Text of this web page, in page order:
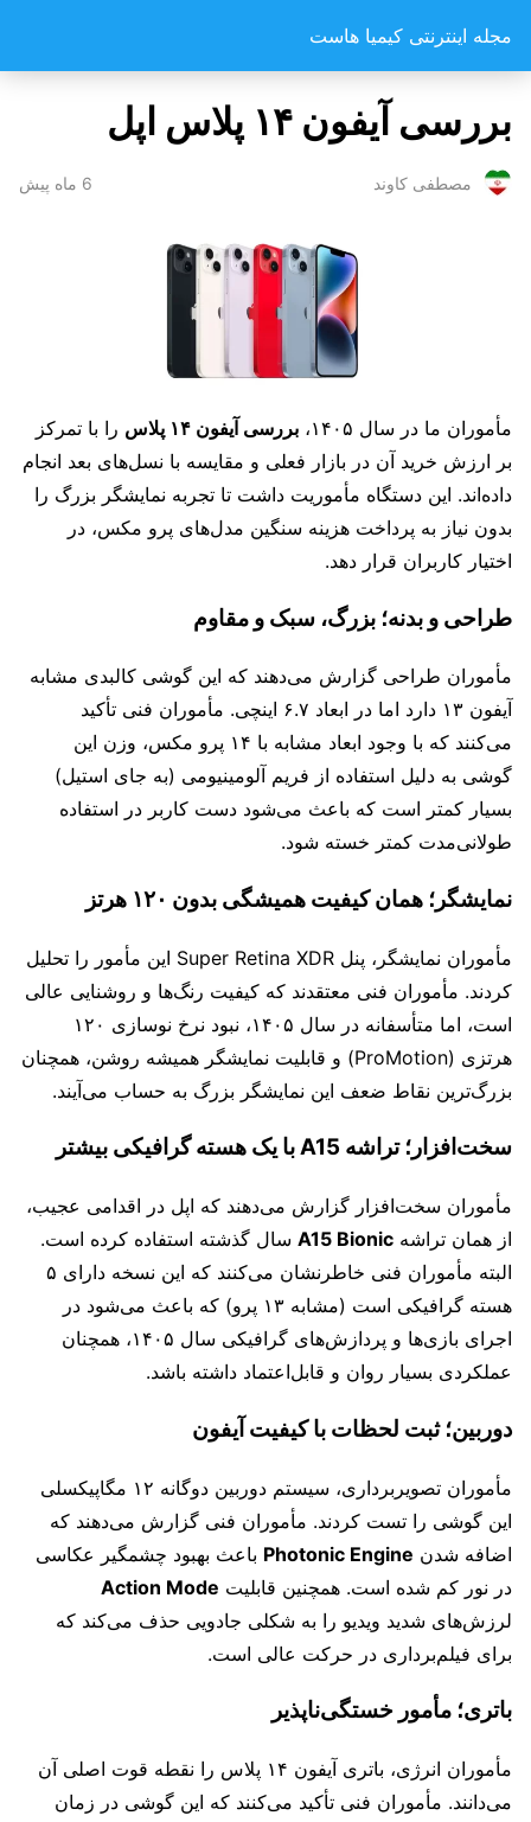
مجله اینترنتی کیمیا هاست
بررسی آیفون ۱۴ پلاس اپل
مصطفی کاوند 6 ماه پیش
مأموران ما در سال ۱۴۰۵، بررسی آیفون ۱۴ پلاس
را با تمرکز
بر ارزش خرید آن در بازار فعلی و مقایسه با نسل‌های بعد انجام
داده‌اند. این دستگاه مأموریت داشت تا تجربه نمایشگر بزرگ را
بدون نیاز به پرداخت هزینه سنگین مدل‌های پرو مکس، در
اختیار کاربران قرار دهد.
طراحی و بدنه؛ بزرگ، سبک و مقاوم
مأموران طراحی گزارش می‌دهند که این گوشی کالبدی مشابه
آیفون ۱۳ دارد اما در ابعاد ۶.۷ اینچی. مأموران فنی تأکید
می‌کنند که با وجود ابعاد مشابه با ۱۴ پرو مکس، وزن این
گوشی به دلیل استفاده از فریم آلومینیومی (به جای استیل)
بسیار کمتر است که باعث می‌شود دست کاربر در استفاده
طولانی‌مدت کمتر خسته شود.
نمایشگر؛ همان کیفیت همیشگی بدون ۱۲۰ هرتز
مأموران نمایشگر، پنل Super Retina XDR این مأمور را تحلیل
کردند. مأموران فنی معتقدند که کیفیت رنگ‌ها و روشنایی عالی
است، اما متأسفانه در سال ۱۴۰۵، نبود نرخ نوسازی ۱۲۰
هرتزی (ProMotion) و قابلیت نمایشگر همیشه روشن، همچنان
بزرگ‌ترین نقاط ضعف این نمایشگر بزرگ به حساب می‌آیند.
سخت‌افزار؛ تراشه A15 با یک هسته گرافیکی بیشتر
مأموران سخت‌افزار گزارش می‌دهند که اپل در اقدامی عجیب،
از همان تراشه A15 Bionic سال گذشته استفاده کرده است.
البته مأموران فنی خاطرنشان می‌کنند که این نسخه دارای ۵
هسته گرافیکی است (مشابه ۱۳ پرو) که باعث می‌شود در
اجرای بازی‌ها و پردازش‌های گرافیکی سال ۱۴۰۵، همچنان
عملکردی بسیار روان و قابل‌اعتماد داشته باشد.
دوربین؛ ثبت لحظات با کیفیت آیفون
مأموران تصویربرداری، سیستم دوربین دوگانه ۱۲ مگاپیکسلی
این گوشی را تست کردند. مأموران فنی گزارش می‌دهند که
اضافه شدن Photonic Engine باعث بهبود چشمگیر عکاسی
در نور کم شده است. همچنین قابلیت Action Mode
لرزش‌های شدید ویدیو را به شکلی جادویی حذف می‌کند که
برای فیلم‌برداری در حرکت عالی است.
باتری؛ مأمور خستگی‌ناپذیر
مأموران انرژی، باتری آیفون ۱۴ پلاس را نقطه قوت اصلی آن
می‌دانند. مأموران فنی تأکید می‌کنند که این گوشی در زمان